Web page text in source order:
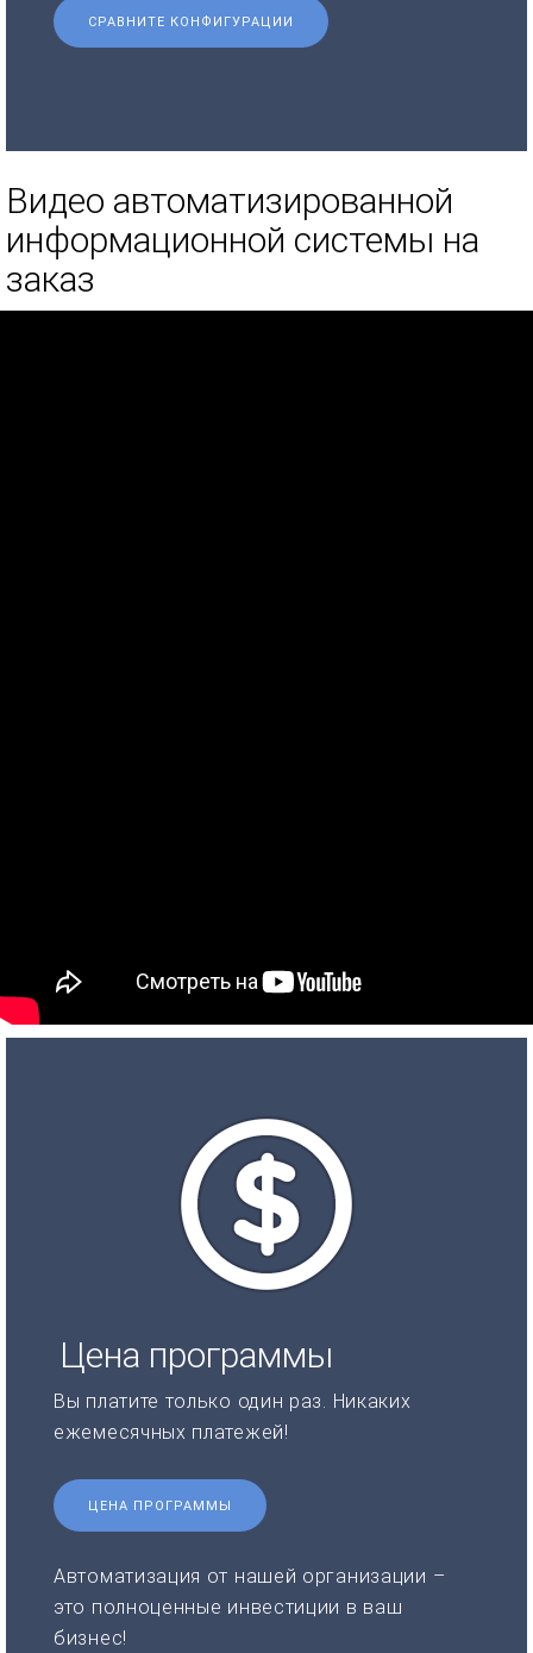
СРАВНИТЕ КОНФИГУРАЦИИ
Видео автоматизированной
информационной системы на
заказ
Цена программы
Вы платите только один раз. Никаких
ежемесячных платежей!
ЦЕНА ПРОГРАММЫ
Автоматизация от нашей организации –
это полноценные инвестиции в ваш
бизнес!